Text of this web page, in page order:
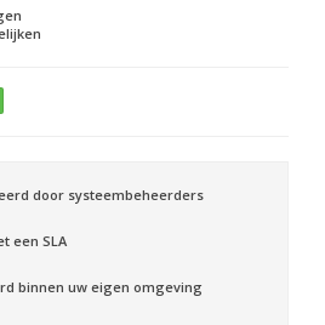
door systeembeheerders
een SLA
binnen uw eigen omgeving